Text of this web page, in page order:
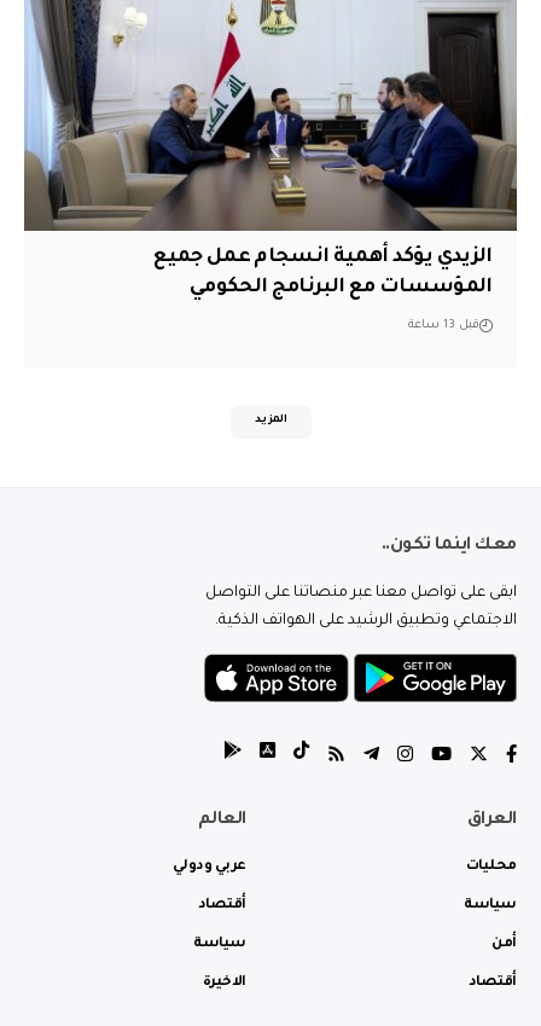
الزيدي يؤكد أهمية انسجام عمل جميع
المؤسسات مع البرنامج الحكومي
قبل 13 ساعة
المزيد
معك اينما تكون..
ابقى على تواصل معنا عبر منصاتنا على التواصل
الاجتماعي وتطبيق الرشيد على الهواتف الذكية.
العراق
محليات
سياسة
أمن
أقتصاد
العالم
عربي ودولي
أقتصاد
سياسة
الاخيرة